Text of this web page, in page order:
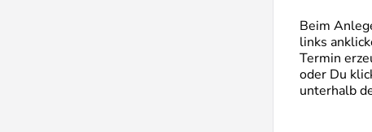
Beim
links
Termin
oder Du
unterhalb